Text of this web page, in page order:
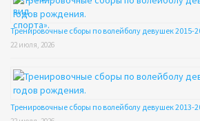
Тренировочные сборы по волейболу девушек 2015-
22 июля, 2026
Тренировочные сборы по волейболу девушек 2013-